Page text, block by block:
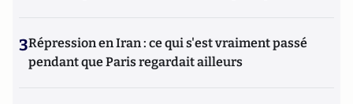
3Répression en Iran : ce qui s'est vraiment passé
pendant que Paris regardait ailleurs